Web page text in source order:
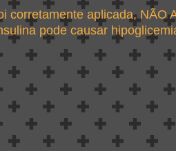
corretamente aplicada, NÃO
pode causar